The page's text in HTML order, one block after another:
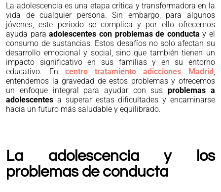
La adolescencia es una etapa crítica y transformadora en la
vida de cualquier persona. Sin embargo, para algunos
jóvenes, este periodo se complica y por ello ofrecemos
ayuda paraadolescentes con problemas de conducta y el
consumo de sustancias. Estos desafíos no solo afectan su
desarrollo emocional y social, sino que también tienen un
impacto significativo en sus familias y en su entorno
educativo. En centro tratamiento adicciones Madrid
entendemos la gravedad de estos problemas y ofrecemos
un enfoque integral para ayudar con susproblemas a
adolescentes a superar estas dificultades y encaminarse
hacia un futuro más saludable y equilibrado.
La adolescencia y los
problemas de conducta